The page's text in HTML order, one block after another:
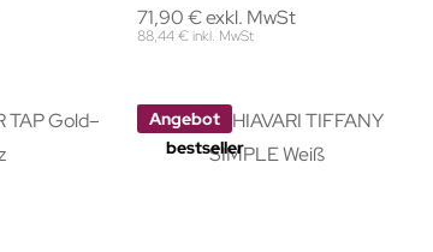
71,90 € exkl. MwSt
88,44 € inkl. MwSt
Angebot
bestseller